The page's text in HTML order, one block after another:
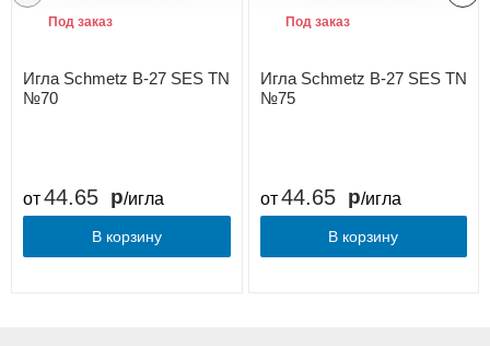
Игла Schmetz B-27 SES TN
№70
Под заказ
от44.65 /игла
В корзину
Игла Schmetz B-27 SES TN
№75
Под заказ
от 44.65 /игла
В корзину